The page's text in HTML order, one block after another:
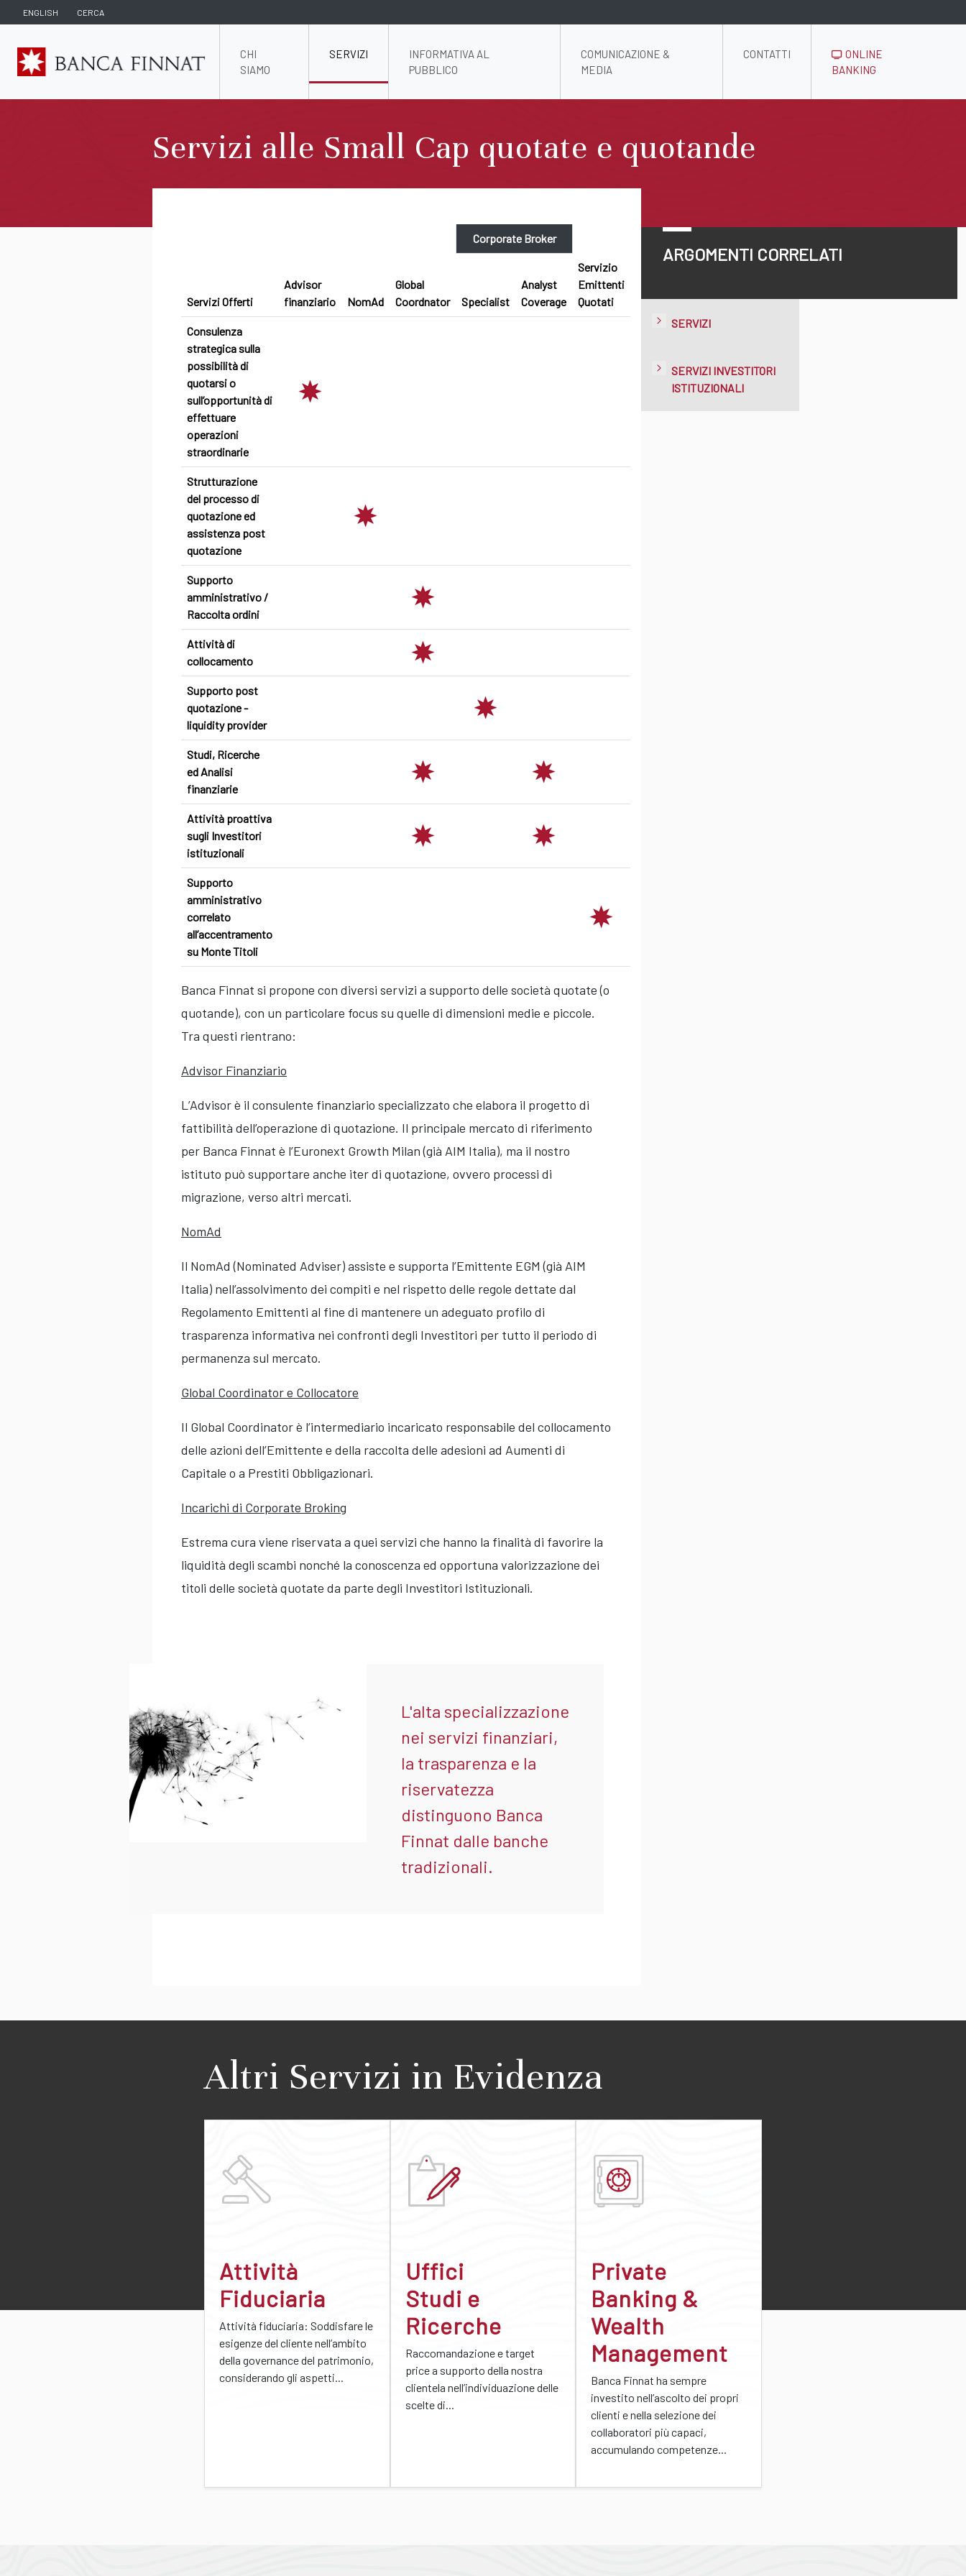
ENGLISH CERCA
CHI
SIAMO
SERVIZI
INFORMATIVA AL
PUBBLICO
COMUNICAZIONE &
MEDIA
CONTATTI
ONLINE
BANKING
Servizi alle Small Cap quotate e quotande
Corporate Broker
Servizi Offerti
Advisor
finanziario
NomAd
Global
Coordnator
Specialist
Analyst
Coverage
Servizio
Emittenti
Quotati
Consulenza
strategica sulla
possibilità di
quotarsi o
sull’opportunità di
effettuare
operazioni
straordinarie
Strutturazione
del processo di
quotazione ed
assistenza post
quotazione
Supporto
amministrativo /
Raccolta ordini
Attività di
collocamento
Supporto post
quotazione -
liquidity provider
Studi, Ricerche
ed Analisi
finanziarie
Attività proattiva
sugli Investitori
istituzionali
Supporto
amministrativo
correlato
all’accentramento
su Monte Titoli
Banca Finnat si propone con diversi servizi a supporto delle società quotate (o
quotande), con un particolare focus su quelle di dimensioni medie e piccole.
Tra questi rientrano:
Advisor Finanziario
L’Advisor è il consulente finanziario specializzato che elabora il progetto di
fattibilità dell’operazione di quotazione. Il principale mercato di riferimento
per Banca Finnat è l’Euronext Growth Milan (già AIM Italia), ma il nostro
istituto può supportare anche iter di quotazione, ovvero processi di
migrazione, verso altri mercati.
NomAd
Il NomAd (Nominated Adviser) assiste e supporta l’Emittente EGM (già AIM
Italia) nell’assolvimento dei compiti e nel rispetto delle regole dettate dal
Regolamento Emittenti al fine di mantenere un adeguato profilo di
trasparenza informativa nei confronti degli Investitori per tutto il periodo di
permanenza sul mercato.
Global Coordinator e Collocatore
Il Global Coordinator è l’intermediario incaricato responsabile del collocamento
delle azioni dell’Emittente e della raccolta delle adesioni ad Aumenti di
Capitale o a Prestiti Obbligazionari.
Incarichi di Corporate Broking
Estrema cura viene riservata a quei servizi che hanno la finalità di favorire la
liquidità degli scambi nonché la conoscenza ed opportuna valorizzazione dei
titoli delle società quotate da parte degli Investitori Istituzionali.
L'alta specializzazione
nei servizi finanziari,
la trasparenza e la
riservatezza
distinguono Banca
Finnat dalle banche
tradizionali.
ARGOMENTI CORRELATI
SERVIZI
SERVIZI INVESTITORI
ISTITUZIONALI
Altri Servizi in Evidenza
Attività
Fiduciaria
Attività fiduciaria: Soddisfare le
esigenze del cliente nell’ambito
della governance del patrimonio,
considerando gli aspetti...
Uffici
Studi e
Ricerche
Raccomandazione e target
price a supporto della nostra
clientela nell’individuazione delle
scelte di...
Private
Banking &
Wealth
Management
Banca Finnat ha sempre
investito nell’ascolto dei propri
clienti e nella selezione dei
collaboratori più capaci,
accumulando competenze...